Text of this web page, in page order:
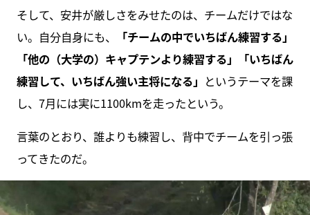
そして、安井が厳しさをみせたのは、チームだけではな
い。自分自身にも、
「チームの中でいちばん練習する」
「他の（大学の）キャプテンより練習する」「いちばん
練習して、いちばん強い主将になる」 というテーマを課
し、7月には実に1100kmを走ったという。
言葉のとおり、誰よりも練習し、背中でチームを引っ張
ってきたのだ。